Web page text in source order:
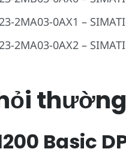
2MA03-0AX1 –
2MA03-0AX2 –
Basic